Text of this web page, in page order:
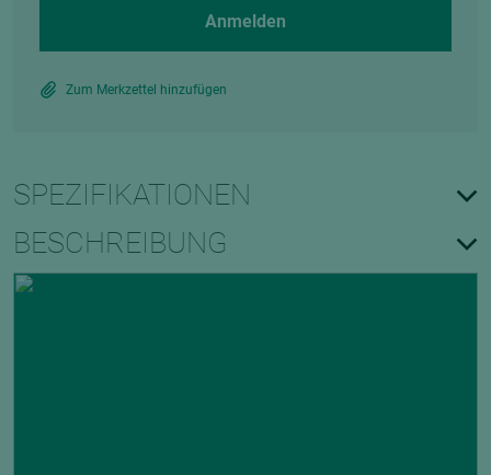
Anmelden
Zum Merkzettel hinzufügen
SPEZIFIKATIONEN
BESCHREIBUNG